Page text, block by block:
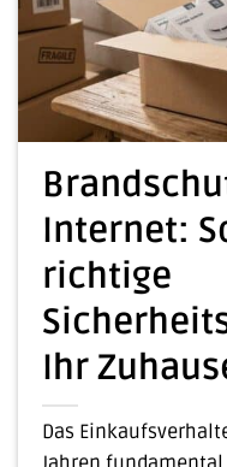
Internet:
richtige
Ihr
Das